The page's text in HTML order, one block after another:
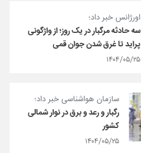
اورژانس خبر داد؛
سه حادثه مرگبار در یک روز؛ از واژگونی
پراید تا غرق شدن جوان قمی
۱۴۰۴/۰۵/۲۵
سازمان هواشناسی خبر داد؛
رگبار و رعد و برق در نوار شمالی
کشور
۱۴۰۴/۰۵/۲۵